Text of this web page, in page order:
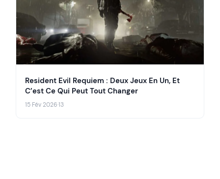
Resident Evil Requiem : Deux Jeux En Un, Et
C’est Ce Qui Peut Tout Changer
15 Fév 2026·13